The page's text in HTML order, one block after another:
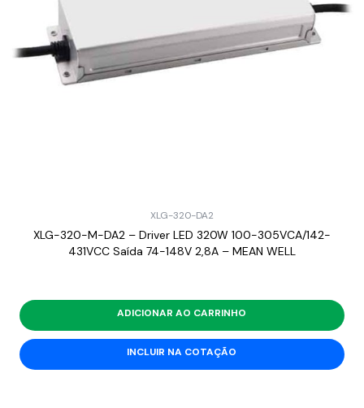
XLG-320-DA2
XLG-320-M-DA2 – Driver LED 320W 100-305VCA/142-
431VCC Saída 74-148V 2,8A – MEAN WELL
ADICIONAR AO CARRINHO
INCLUIR NA COTAÇÃO